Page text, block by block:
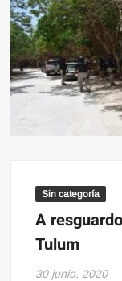
Sin categoría
A
Tulum
30 junio, 2020